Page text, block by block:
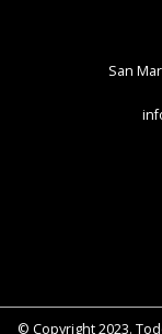
San
© Copyright 2023.